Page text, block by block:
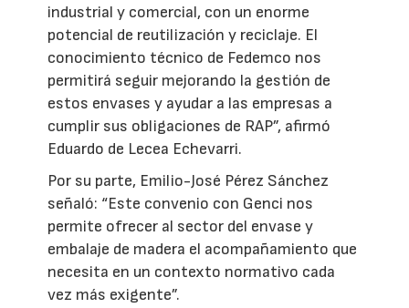
industrial y comercial, con un enorme
potencial de reutilización y reciclaje. El
conocimiento técnico de Fedemco nos
permitirá seguir mejorando la gestión de
estos envases y ayudar a las empresas a
cumplir sus obligaciones de RAP”, afirmó
Eduardo de Lecea Echevarri.
Por su parte, Emilio-José Pérez Sánchez
señaló: “Este convenio con Genci nos
permite ofrecer al sector del envase y
embalaje de madera el acompañamiento que
necesita en un contexto normativo cada
vez más exigente”.